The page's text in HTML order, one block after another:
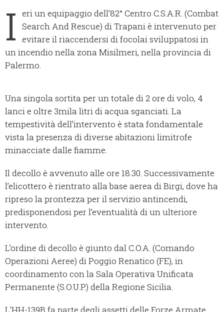
I eri un equipaggio dell’82° Centro C.S.A.R. (Combat
Search And Rescue) di Trapani è intervenuto per
evitare il riaccendersi di focolai sviluppatosi in
un incendio nella zona Misilmeri, nella provincia di
Palermo.
Una singola sortita per un totale di 2 ore di volo, 4
lanci e oltre 3mila litri di acqua sganciati. La
tempestività dell’intervento è stata fondamentale
vista la presenza di diverse abitazioni limitrofe
minacciate dalle fiamme.
Il decollo è avvenuto alle ore 18.30. Successivamente
l’elicottero è rientrato alla base aerea di Birgi, dove ha
ripreso la prontezza per il servizio antincendi,
predisponendosi per l’eventualità di un ulteriore
intervento.
L’ordine di decollo è giunto dal C.O.A. (Comando
Operazioni Aeree) di Poggio Renatico (FE), in
coordinamento con la Sala Operativa Unificata
Permanente (S.O.U.P.) della Regione Sicilia.